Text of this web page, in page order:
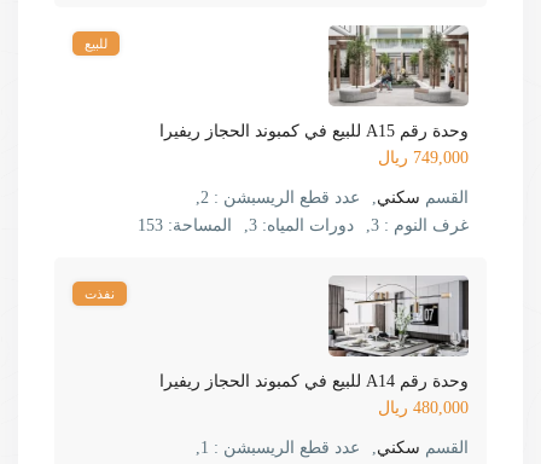
للبيع
وحدة رقم A15 للبيع في كمبوند الحجاز ريفيرا
749,000 ريال
القسم سكني عدد قطع الريسبشن : 2,
غرف النوم : 3, دورات المياه:3, المساحة:153
نفذت
وحدة رقم A14 للبيع في كمبوند الحجاز ريفيرا
480,000 ريال
القسم سكني عدد قطع الريسبشن : 1,